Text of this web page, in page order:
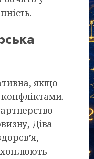
якщо
Діва —